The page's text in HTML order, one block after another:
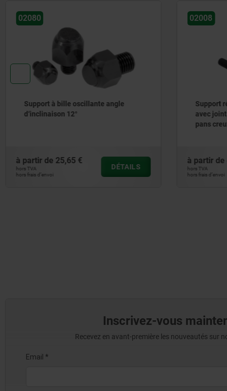
02008
Support réglable à bille oscillante
avec joint torique et embase à six
à partir de44,35 €
hors TVA
hors frais d’envoi
DÉTAILS
02005
à partir
hors TVA
hors frais
Inscrivez-vous
Recevez en avant-première les nouveautés sur